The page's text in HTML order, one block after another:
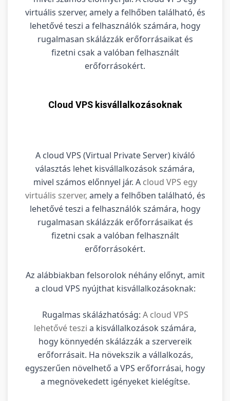
virtuális szerver, amely a felhőben található, és
lehetővé teszi a felhasználók számára, hogy
rugalmasan skálázzák erőforrásaikat és
fizetni csak a valóban felhasznált
erőforrásokért.
Cloud VPS kisvállalkozásoknak
A cloud VPS (Virtual Private Server) kiváló
választás lehet kisvállalkozások számára,
mivel számos előnnyel jár. A cloud VPS egy
virtuális szerver, amely a felhőben található, és
lehetővé teszi a felhasználók számára, hogy
rugalmasan skálázzák erőforrásaikat és
fizetni csak a valóban felhasznált
erőforrásokért.
Az alábbiakban felsorolok néhány előnyt, amit
a cloud VPS nyújthat kisvállalkozásoknak:
Rugalmas skálázhatóság: A cloud VPS
lehetővé teszi a kisvállalkozások számára,
hogy könnyedén skálázzák a szervereik
erőforrásait. Ha növekszik a vállalkozás,
egyszerűen növelhető a VPS erőforrásai, hogy
a megnövekedett igényeket kielégítse.